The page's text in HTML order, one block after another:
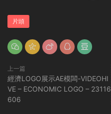
片頭
上一篇
經濟LOGO展示AE模闆-VIDEOHI
VE – ECONOMIC LOGO – 23116
606